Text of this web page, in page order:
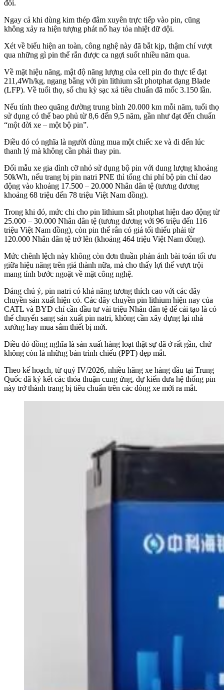
đổi.
Ngay cả khi dùng kim thép đâm xuyên trực tiếp vào pin, cũng
không xảy ra hiện tượng phát nổ hay tỏa nhiệt dữ dội.
Xét về biểu hiện an toàn, công nghệ này đã bắt kịp, thậm chí vượt
qua những gì pin thể rắn được ca ngợi suốt nhiều năm qua.
Về mặt hiệu năng, mật độ năng lượng của cell pin đo thực tế đạt
211,4Wh/kg, ngang bằng với pin lithium sắt photphat dạng Blade
(LFP). Về tuổi thọ, số chu kỳ sạc xả tiêu chuẩn đã mốc 3.150 lần.
Nếu tính theo quãng đường trung bình 20.000 km mỗi năm, tuổi thọ
sử dụng có thể bao phủ từ 8,6 đến 9,5 năm, gần như đạt đến chuẩn
“một đời xe – một bộ pin”.
Điều đó có nghĩa là người dùng mua một chiếc xe và đi đến lúc
thanh lý mà không cần phải thay pin.
Đối mẫu xe gia đình cỡ nhỏ sử dụng bộ pin với dung lượng khoảng
50kWh, nếu trang bị pin natri PNE thì tổng chi phí bộ pin chỉ dao
động vào khoảng 17.500 – 20.000 Nhân dân tệ (tương đương
khoảng 68 triệu đến 78 triệu Việt Nam đồng).
Trong khi đó, mức chi cho pin lithium sắt photphat hiện dao động từ
25.000 – 30.000 Nhân dân tệ (tương đương với 96 triệu đến 116
triệu Việt Nam đồng), còn pin thể rắn có giá tối thiểu phải từ
120.000 Nhân dân tệ trở lên (khoảng 464 triệu Việt Nam đồng).
Mức chênh lệch này không còn đơn thuần phản ánh bài toán tối ưu
giữa hiệu năng trên giá thành nữa, mà cho thấy lợi thế vượt trội
mang tính bước ngoặt về mặt công nghệ.
Đáng chú ý, pin natri có khả năng tương thích cao với các dây
chuyền sản xuất hiện có. Các dây chuyền pin lithium hiện nay của
CATL và BYD chỉ cần đầu tư vài triệu Nhân dân tệ để cải tạo là có
thể chuyển sang sản xuất pin natri, không cần xây dựng lại nhà
xưởng hay mua sắm thiết bị mới.
Điều đó đồng nghĩa là sản xuất hàng loạt thật sự đã ở rất gần, chứ
không còn là những bản trình chiếu (PPT) đẹp mắt.
Theo kế hoạch, từ quý IV/2026, nhiều hãng xe hàng đầu tại Trung
Quốc đã ký kết các thỏa thuận cung ứng, dự kiến đưa hệ thống pin
này trở thành trang bị tiêu chuẩn trên các dòng xe mới ra mắt.